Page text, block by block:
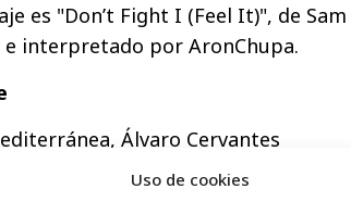
Uso de cookies
es "Don’t Fight I (Feel It)", de Sam
interpretado por AronChupa.
Álvaro Cervantes
ido a vivir por motivos
atrás a su novia